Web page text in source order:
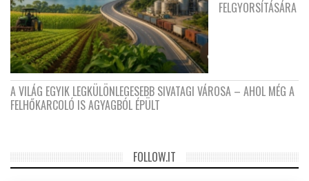
FELGYORSÍTÁSÁRA
A VILÁG EGYIK LEGKÜLÖNLEGESEBB SIVATAGI VÁROSA – AHOL MÉG A
FELHŐKARCOLÓ IS AGYAGBÓL ÉPÜLT
FOLLOW.IT